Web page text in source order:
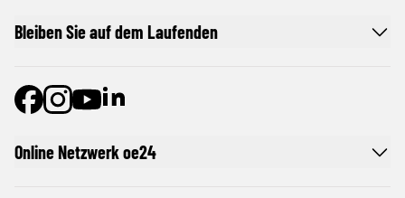
Online Netzwerk oe24
Bleiben Sie auf dem Laufenden